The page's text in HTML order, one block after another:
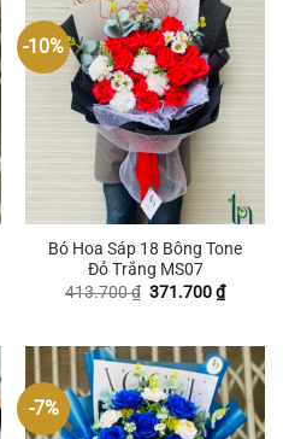
₫.
-10%
Bó Hoa Sáp 18 Bông Tone
Đỏ Trắng MS07
413.700₫ Giá
371.700₫Giá
hiện
-7%